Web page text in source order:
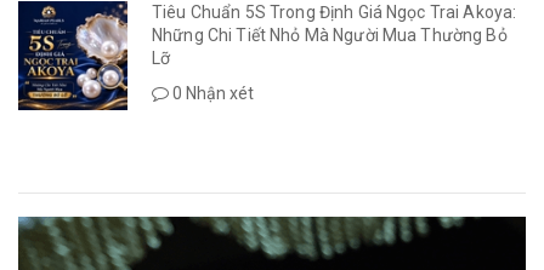
Tiêu Chuẩn 5S Trong Định Giá Ngọc Trai Akoya:
Những Chi Tiết Nhỏ Mà Người Mua Thường Bỏ
Lỡ
0 Nhận xét